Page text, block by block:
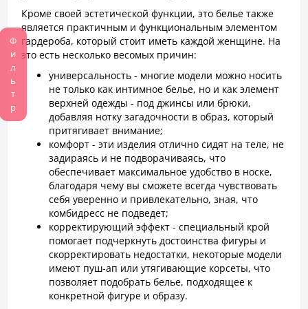
Фильтр
Кроме своей эстетической функции, это белье также
является практичным и функциональным элементом
гардероба, который стоит иметь каждой женщине. На
это есть несколько весомых причин:
универсальность - многие модели можно носить
не только как интимное белье, но и как элемент
верхней одежды - под джинсы или брюки,
добавляя нотку загадочности в образ, который
притягивает внимание;
комфорт - эти изделия отлично сидят на теле, не
задираясь и не подворачиваясь, что
обеспечивает максимальное удобство в носке,
благодаря чему вы сможете всегда чувствовать
себя уверенно и привлекательно, зная, что
комбидресс не подведет;
корректирующий эффект - специальный крой
помогает подчеркнуть достоинства фигуры и
скорректировать недостатки, некоторые модели
имеют пуш-ап или утягивающие корсеты, что
позволяет подобрать белье, подходящее к
конкретной фигуре и образу.